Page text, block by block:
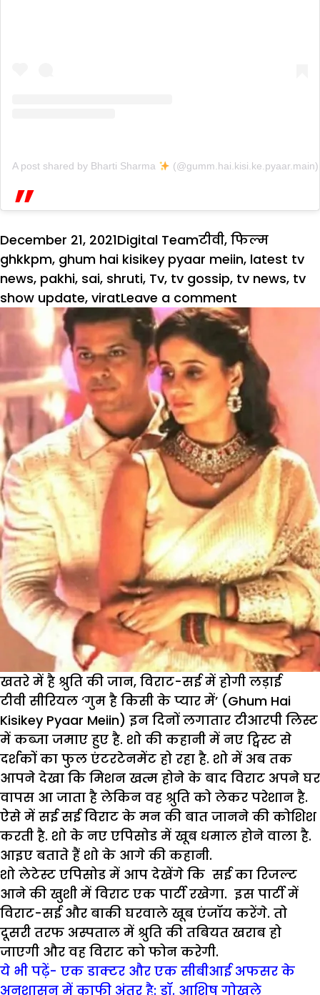
A post shared by Bharti Sharma (@gumm.hai.kisi.ke.pyaar.main)
Posted
on
December 21, 2021Author
Digital TeamCategories
टीवी, फिल्मTags
ghkkpm, ghum hai kisikey pyaar meiin, latest tv
news, pakhi, sai, shruti, Tv, tv gossip, tv news, tv
show update, viratLeave a comment
GHKKPM:
विराट
को
छोड़कर
चली
जाएगी
सई?
सामने
आया
ये
Video
खतरे में है श्रुति की जान, विराट-सई में होगी लड़ाई
टीवी सीरियल ‘गुम है किसी के प्यार में’ (Ghum Hai
Kisikey Pyaar Meiin) इन दिनों लगातार टीआरपी लिस्ट
में कब्जा जमाए हुए है. शो की कहानी में नए ट्विस्ट से
दर्शकों का फुल एंटरटेनमेंट हो रहा है. शो में अब तक
आपने देखा कि मिशन खत्म होने के बाद विराट अपने घर
वापस आ जाता है लेकिन वह श्रुति को लेकर परेशान है.
ऐसे में सई सई विराट के मन की बात जानने की कोशिश
करती है. शो के नए एपिसोड में खूब धमाल होने वाला है.
आइए बताते हैं शो के आगे की कहानी.
शो लेटेस्ट एपिसोड में आप देखेंगे कि सई का रिजल्ट
आने की खुशी में विराट एक पार्टी रखेगा. इस पार्टी में
विराट-सई और बाकी घरवाले खूब एंजॉय करेंगे. तो
दूसरी तरफ अस्पताल में श्रुति की तबियत खराब हो
जाएगी और वह विराट को फोन करेगी.
ये भी पढ़ें- एक डाक्टर और एक सीबीआई अफसर के
अनुशासन में काफी अंतर है: डॉ. आशिष गोखले